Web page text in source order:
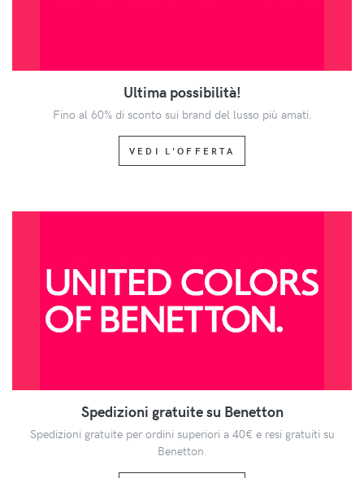
Ultima possibilità!
Fino al 60% di sconto sui brand del lusso più amati.
VEDI L'OFFERTA
Spedizioni gratuite su Benetton
Spedizioni gratuite per ordini superiori a 40€ e resi gratuiti su
Benetton.